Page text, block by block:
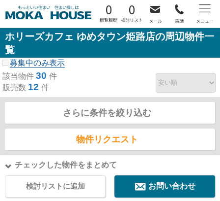
0 0
ホリーズカフェ ゆめタウン姫路店の周辺物件一
覧
募集中のみ表示
該当物件 30 件
販売数 12 件
さらに条件を絞り込む
物件リクエスト
チェックした物件をまとめて
検討リストに追加 お問い合わせ